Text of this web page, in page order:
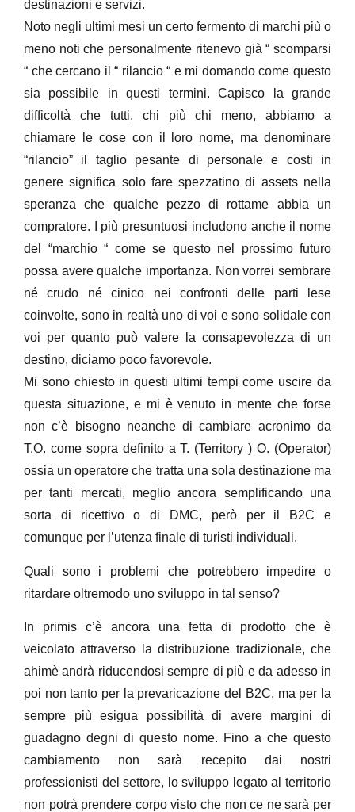
destinazioni e servizi.
Noto negli ultimi mesi un certo fermento di marchi più o
meno noti che personalmente ritenevo già “ scomparsi
“ che cercano il “ rilancio “ e mi domando come questo
sia possibile in questi termini. Capisco la grande
difficoltà che tutti, chi più chi meno, abbiamo a
chiamare le cose con il loro nome, ma denominare
“rilancio” il taglio pesante di personale e costi in
genere significa solo fare spezzatino di assets nella
speranza che qualche pezzo di rottame abbia un
compratore. I più presuntuosi includono anche il nome
del “marchio “ come se questo nel prossimo futuro
possa avere qualche importanza. Non vorrei sembrare
né crudo né cinico nei confronti delle parti lese
coinvolte, sono in realtà uno di voi e sono solidale con
voi per quanto può valere la consapevolezza di un
destino, diciamo poco favorevole.
Mi sono chiesto in questi ultimi tempi come uscire da
questa situazione, e mi è venuto in mente che forse
non c’è bisogno neanche di cambiare acronimo da
T.O. come sopra definito a T. (Territory ) O. (Operator)
ossia un operatore che tratta una sola destinazione ma
per tanti mercati, meglio ancora semplificando una
sorta di ricettivo o di DMC, però per il B2C e
comunque per l’utenza finale di turisti individuali.
Quali sono i problemi che potrebbero impedire o
ritardare oltremodo uno sviluppo in tal senso?
In primis c’è ancora una fetta di prodotto che è
veicolato attraverso la distribuzione tradizionale, che
ahimè andrà riducendosi sempre di più e da adesso in
poi non tanto per la prevaricazione del B2C, ma per la
sempre più esigua possibilità di avere margini di
guadagno degni di questo nome. Fino a che questo
cambiamento non sarà recepito dai nostri
professionisti del settore, lo sviluppo legato al territorio
non potrà prendere corpo visto che non ce ne sarà per